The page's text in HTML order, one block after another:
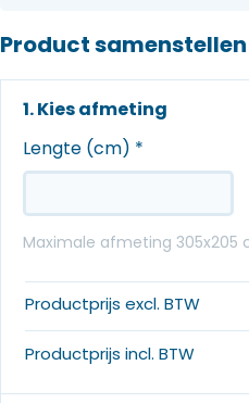
Product samenstellen
1. Kies afmeting
Lengte (cm) *
Maximale afmeting 305x205
Productprijs excl. BTW
Productprijs incl. BTW